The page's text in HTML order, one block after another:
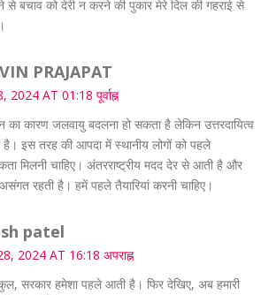
से बचाव को देरी न करने की पुकार मेरे दिल की गहराई से
PRAJAPAT
2024 AT 01:18 पूर्वाह्न
कारण जलवायु बदलना हो सकता है लेकिन उत्तरदायित्व
है। इस तरह की आपदा में स्थानीय लोगों को पहले
मिलनी चाहिए। अंतरराष्ट्रीय मदद देर से आती है और
रहती है। हमें पहले तैयारियां करनी चाहिए।
patel
2024 AT 16:18 अपराह्न
सरकार हमेशा पहले आती है। फिर देखिए, अब हमारी